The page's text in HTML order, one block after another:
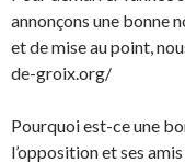
annonçons une bonne
et de mise au point,
de-groix.org/
Pourquoi est-ce une
l’opposition et ses